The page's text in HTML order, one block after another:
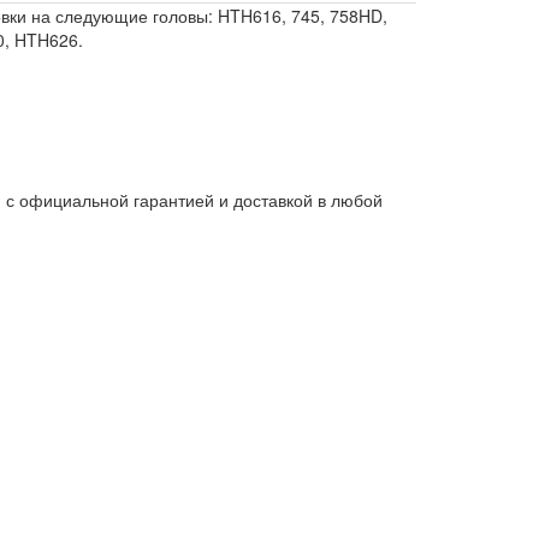
на следующие головы: HTH616, 745, 758HD,
HTH626.
официальной гарантией и доставкой в любой